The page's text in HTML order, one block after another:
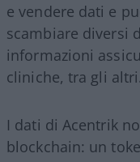
e vendere dati e
scambiare diversi
informazioni
cliniche, tra gli altri.
I dati di Acentrik
blockchain: un